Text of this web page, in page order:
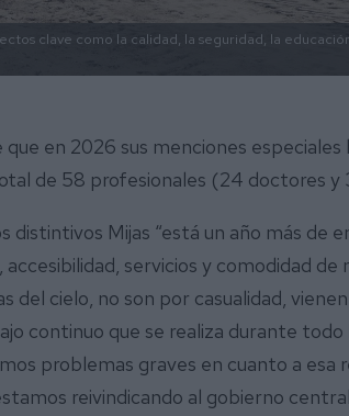
clave como la calidad, la seguridad, la
en 2026 sus menciones
de 58 profesionales (24 doctores y
distintivos Mijas “está un año más de
servicios y comodidad de
del cielo, no son por casualidad,
continuo que se realiza durante todo
problemas graves en cuanto a esa
reivindicando al gobierno